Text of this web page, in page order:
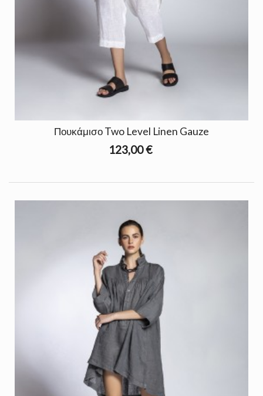
Πουκάμισο Two Level Linen Gauze
123,00 €